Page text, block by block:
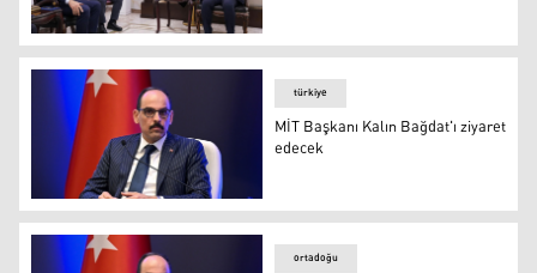
MİT Başkanı ve Irak Başbakanı sınır güvenliğini görüştü
MİT Başkanı Kalın Bağdat'ı ziyaret edecek
türkiye
MİT Başkanı Kalın Bağdat'ı ziyaret
edecek
ortadoğu